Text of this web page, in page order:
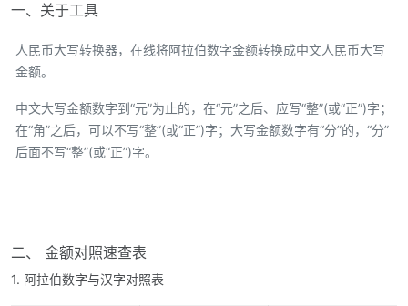
一、关于工具
人民币大写转换器，在线将阿拉伯数字金额转换成中文人民币大写
金额。
中文大写金额数字到“元”为止的，在“元”之后、应写“整”(或“正”)字；
在“角”之后，可以不写“整”(或“正”)字；大写金额数字有“分”的，“分”
后面不写“整”(或“正”)字。
二、 金额对照速查表
1. 阿拉伯数字与汉字对照表